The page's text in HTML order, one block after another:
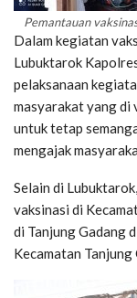
Pemantauan
Dalam kegiatan
Lubuktarok
pelaksanaan
masyarakat yang di
untuk tetap
mengajak
Selain di
vaksinasi di
di Tanjung Gadang
Kecamatan Tanjung